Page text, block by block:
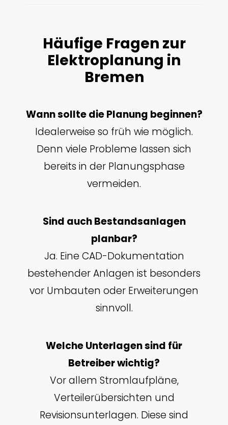
Häufige Fragen zur
Elektroplanung in
Bremen
Wann sollte die Planung beginnen?
Idealerweise so früh wie möglich.
Denn viele Probleme lassen sich
bereits in der Planungsphase
vermeiden.
Sind auch Bestandsanlagen
planbar?
Ja. Eine CAD-Dokumentation
bestehender Anlagen ist besonders
vor Umbauten oder Erweiterungen
sinnvoll.
Welche Unterlagen sind für
Betreiber wichtig?
Vor allem Stromlaufpläne,
Verteilerübersichten und
Revisionsunterlagen. Diese sind